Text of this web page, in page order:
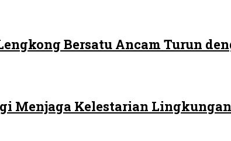
Bersatu Ancam Turun
Menjaga Kelestarian Lingkungan